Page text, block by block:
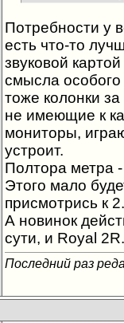
Потребности у
есть что-то
звуковой
смысла
тоже колонки
не имеющие к
мониторы,
устроит.
Полтора метра
Этого мало
присмотрись к
А новинок
сути, и Royal 2R.
Последний раз